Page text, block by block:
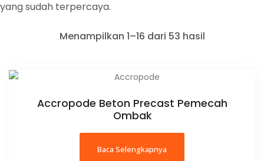
yang sudah terpercaya.
Menampilkan 1–16 dari 53 hasil
Accropode Beton Precast Pemecah
Ombak
Baca Selengkapnya